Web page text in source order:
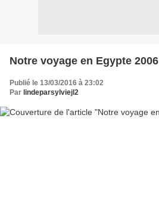
Notre voyage en Egypte 2006
Publié le 13/03/2016 à 23:02
Par lindeparsylviejl2